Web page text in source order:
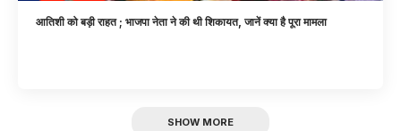
आतिशी को बड़ी राहत ; भाजपा नेता ने की थी शिकायत, जानें क्या है पूरा मामला
SHOW MORE